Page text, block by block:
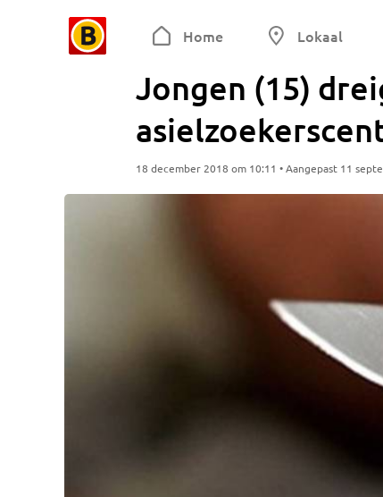
Home Lokaal
Jongen (15)
18 december 2018 om 10:11 • Aangepast 11